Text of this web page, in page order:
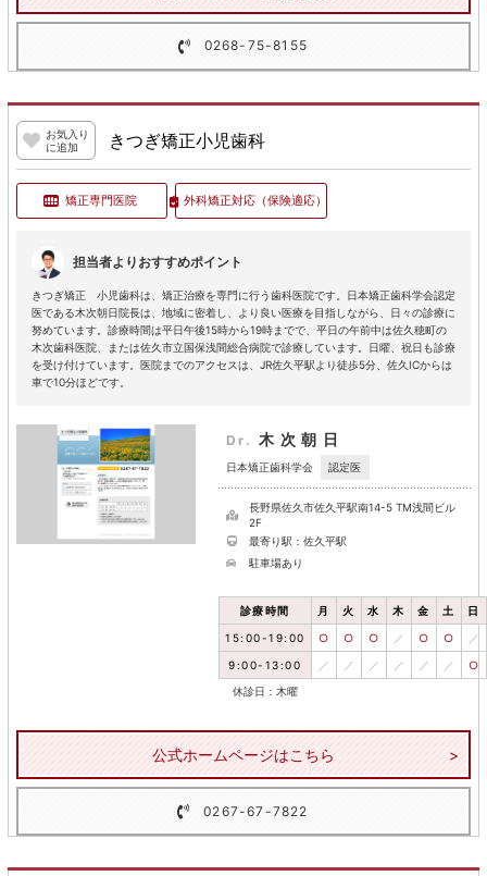
0268-75-8155
お気入り
に追加
きつぎ矯正小児歯科
矯正専門医院 外科矯正対応（保険適応）
担当者よりおすすめポイント
きつぎ矯正 小児歯科は、矯正治療を専門に行う歯科医院です。日本矯正歯科学会認定
医である木次朝日院長は、地域に密着し、より良い医療を目指しながら、日々の診療に
努めています。診療時間は平日午後15時から19時までで、平日の午前中は佐久穂町の
木次歯科医院、または佐久市立国保浅間総合病院で診療しています。日曜、祝日も診療
を受け付けています。医院までのアクセスは、JR佐久平駅より徒歩5分、佐久ICからは
車で10分ほどです。
Dr. 木次朝日
日本矯正歯科学会 認定医
長野県佐久市佐久平駅南14-5 TM浅間ビル
2F
最寄り駅：佐久平駅
駐車場あり
診療時間 月 火 水 木 金 土 日
15:00-19:00 ○ ○ ○ ／ ○ ○ ／
9:00-13:00 ／ ／ ／ ／ ／ ／ ○
休診日：木曜
公式ホームページはこちら
0267-67-7822